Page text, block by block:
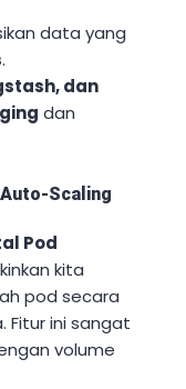
data yang
.
dan
dan
Scaling
Pod
kita
pod secara
Fitur ini sangat
volume